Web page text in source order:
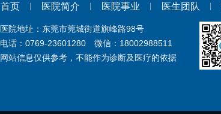
首页 医院简介 医院事业 医生团队
医院地址：东莞市莞城街道旗峰路98号
电话：0769-23601280 微信：18002988511
网站信息仅供参考，不能作为诊断及医疗的依据